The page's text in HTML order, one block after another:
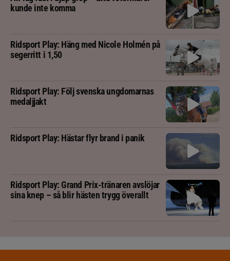
kunde inte komma
Ridsport Play: Häng med Nicole Holmén på
segerritt i 1,50
Ridsport Play: Följ svenska ungdomarnas
medaljjakt
Ridsport Play: Hästar flyr brand i panik
Ridsport Play: Grand Prix-tränaren avslöjar
sina knep – så blir hästen trygg överallt